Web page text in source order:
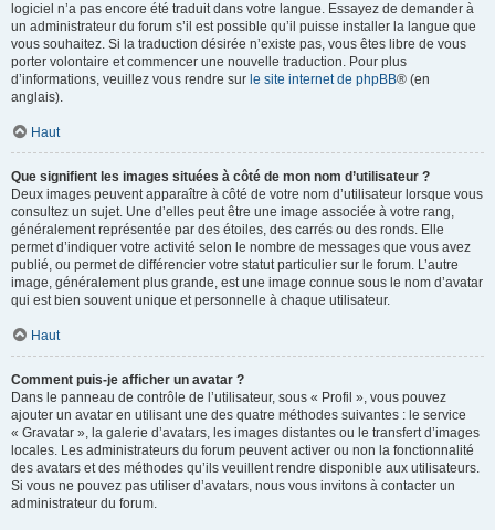
logiciel n’a pas encore été traduit dans votre langue. Essayez de demander à
un administrateur du forum s’il est possible qu’il puisse installer la langue que
vous souhaitez. Si la traduction désirée n’existe pas, vous êtes libre de vous
porter volontaire et commencer une nouvelle traduction. Pour plus
d’informations, veuillez vous rendre sur le site internet de phpBB® (en
anglais).
Haut
Que signifient les images situées à côté de mon nom d’utilisateur ?
Deux images peuvent apparaître à côté de votre nom d’utilisateur lorsque vous
consultez un sujet. Une d’elles peut être une image associée à votre rang,
généralement représentée par des étoiles, des carrés ou des ronds. Elle
permet d’indiquer votre activité selon le nombre de messages que vous avez
publié, ou permet de différencier votre statut particulier sur le forum. L’autre
image, généralement plus grande, est une image connue sous le nom d’avatar
qui est bien souvent unique et personnelle à chaque utilisateur.
Haut
Comment puis-je afficher un avatar ?
Dans le panneau de contrôle de l’utilisateur, sous « Profil », vous pouvez
ajouter un avatar en utilisant une des quatre méthodes suivantes : le service
« Gravatar », la galerie d’avatars, les images distantes ou le transfert d’images
locales. Les administrateurs du forum peuvent activer ou non la fonctionnalité
des avatars et des méthodes qu’ils veuillent rendre disponible aux utilisateurs.
Si vous ne pouvez pas utiliser d’avatars, nous vous invitons à contacter un
administrateur du forum.